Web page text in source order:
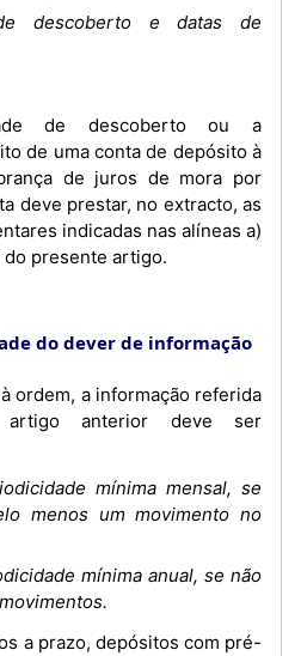
descoberto e datas de
de uma conta de depósito à
de juros de mora por
deve prestar, no extracto, as
indicadas nas alíneas a)
presente artigo.
do dever de informação
anterior deve ser
mínima mensal, se
menos um movimento no
mínima anual, se não